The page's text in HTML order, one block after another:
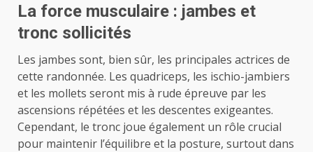
La force musculaire : jambes et
tronc sollicités
Les jambes sont, bien sûr, les principales actrices de
cette randonnée. Les quadriceps, les ischio-jambiers
et les mollets seront mis à rude épreuve par les
ascensions répétées et les descentes exigeantes.
Cependant, le tronc joue également un rôle crucial
pour maintenir l’équilibre et la posture, surtout dans